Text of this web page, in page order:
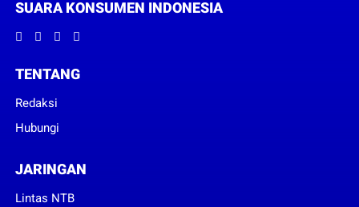
SUARA KONSUMEN INDONESIA
TENTANG
Redaksi
Hubungi
JARINGAN
Lintas NTB